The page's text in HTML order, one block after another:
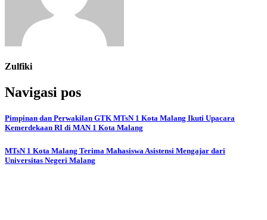
Zulfiki
Navigasi pos
Pimpinan dan Perwakilan GTK MTsN 1 Kota Malang Ikuti Upacara
Kemerdekaan RI di MAN 1 Kota Malang
MTsN 1 Kota Malang Terima Mahasiswa Asistensi Mengajar dari
Universitas Negeri Malang